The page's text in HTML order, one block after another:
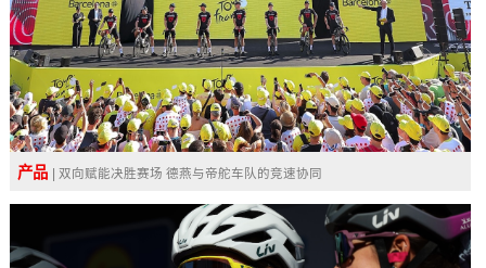
产品 | 双向赋能决胜赛场 德燕与帝舵车队的竞速协同